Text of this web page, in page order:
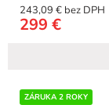
243,09 € bez DPH
299 €
ZÁRUKA 2 ROKY